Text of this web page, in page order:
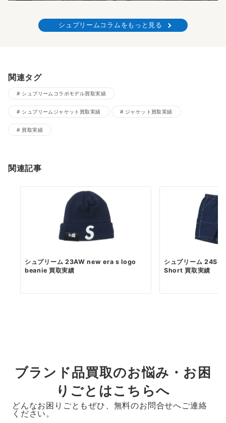
シュプリームコラムをもっと見る
関連タグ
シュプリームコラボモデル買取実績
シュプリームジャケット買取実績 ジャケット買取実績
買取実績
関連記事
シュプリーム 23AW new era s logo
beanie 買取実績
シュプリーム
Short 買取実績
ブランド品買取のお悩み・お困
りごとはこちらへ
どんなお困りごともぜひ、無料のお問合せへご連絡
ください。